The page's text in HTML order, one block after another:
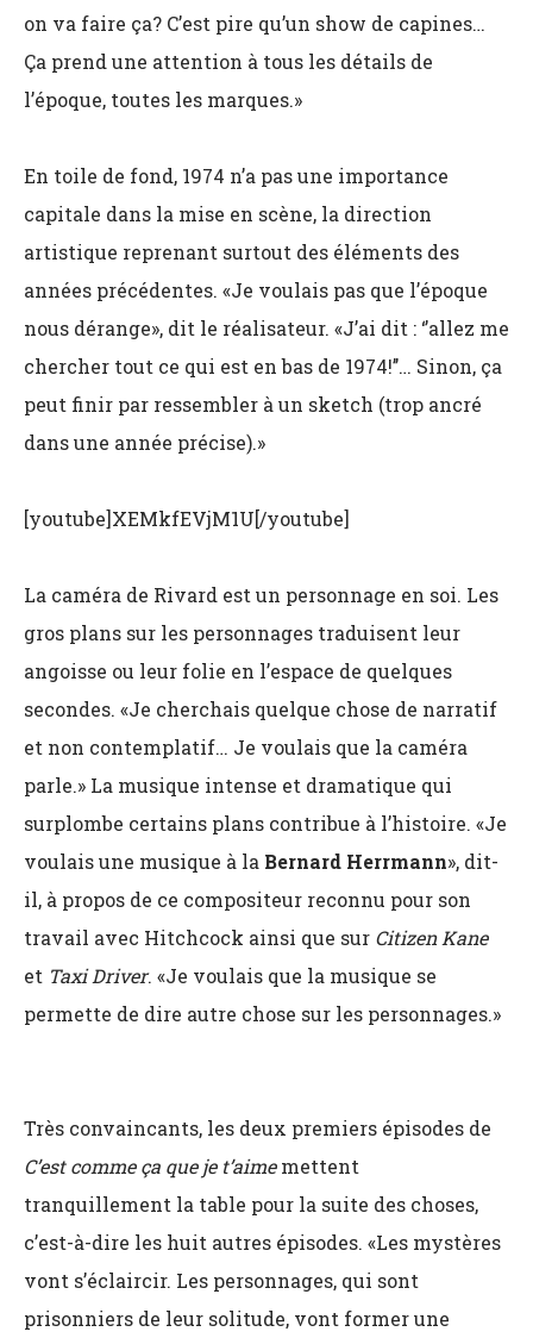
on va faire ça? C’est pire qu’un show de capines…
Ça prend une attention à tous les détails de
l’époque, toutes les marques.»
En toile de fond, 1974 n’a pas une importance
capitale dans la mise en scène, la direction
artistique reprenant surtout des éléments des
années précédentes. «Je voulais pas que l’époque
nous dérange», dit le réalisateur. «J’ai dit : ‘’allez me
chercher tout ce qui est en bas de 1974!’’… Sinon, ça
peut finir par ressembler à un sketch (trop ancré
dans une année précise).»
[youtube]XEMkfEVjM1U[/youtube]
La caméra de Rivard est un personnage en soi. Les
gros plans sur les personnages traduisent leur
angoisse ou leur folie en l’espace de quelques
secondes. «Je cherchais quelque chose de narratif
et non contemplatif… Je voulais que la caméra
parle.» La musique intense et dramatique qui
surplombe certains plans contribue à l’histoire. «Je
voulais une musique à la Bernard Herrmann», dit-
il, à propos de ce compositeur reconnu pour son
travail avec Hitchcock ainsi que sur Citizen Kane
et Taxi Driver. «Je voulais que la musique se
permette de dire autre chose sur les personnages.»
Très convaincants, les deux premiers épisodes de
C’est comme ça que je t’aimemettent
tranquillement la table pour la suite des choses,
c’est-à-dire les huit autres épisodes. «Les mystères
vont s’éclaircir. Les personnages, qui sont
prisonniers de leur solitude, vont former une